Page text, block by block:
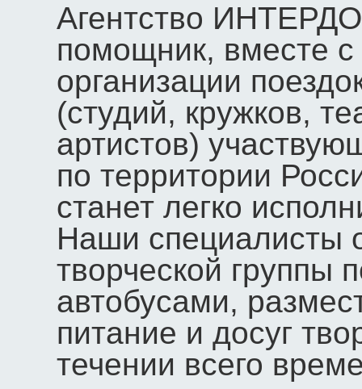
Агентство
помощник, вместе
организации
(студий, кружков,
артистов)
по территории
станет легко
Наши специалисты
творческой группы
автобусами,
питание и досуг
течении всего